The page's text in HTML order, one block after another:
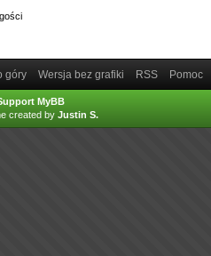
góry Wersja bez grafiki RSS Pomoc
MyBB
created by Justin S.